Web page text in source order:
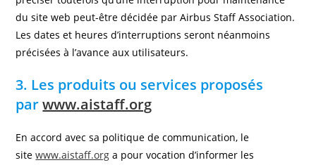
du site web peut-être décidée par Airbus Staff Association.
Les dates et heures d’interruptions seront néanmoins
précisées à l’avance aux utilisateurs.
3. Les produits ou services proposés
parwww.aistaff.org
En accord avec sa politique de communication, le
sitewww.aistaff.org a pour vocation d’informer les